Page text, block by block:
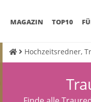
MAGAZIN (CURRENT)
TOP10
Hochzeitsredner,